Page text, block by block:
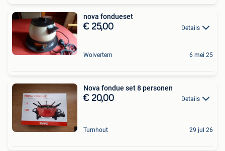
nova fondueset
€ 25,00 Details
Wolvertem 6 mei 25
Nova fondue set 8 personen
€ 20,00 Details
Turnhout 29 jul 26